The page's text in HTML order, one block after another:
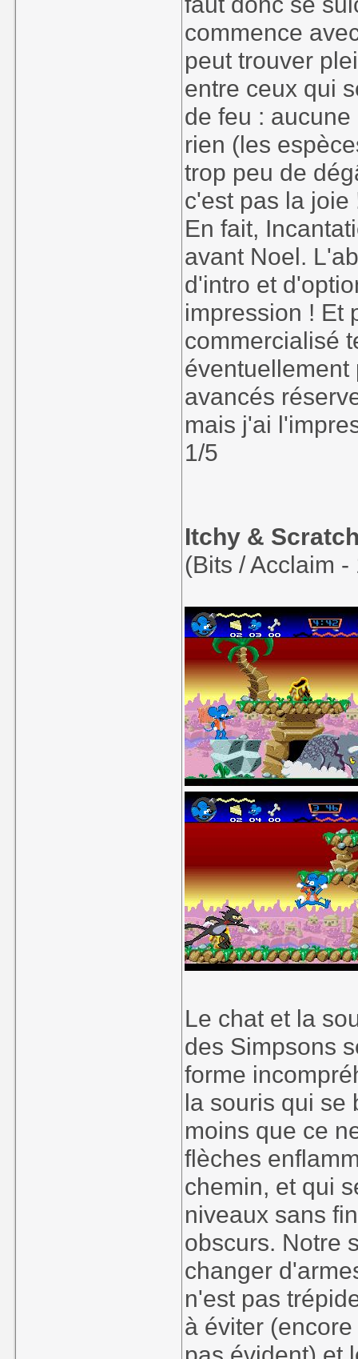
commence
peut trouver
entre ceux qui
de feu :
rien (les
trop peu de
c'est pas la joie
En fait,
avant Noel.
d'intro et
impression ! Et
commercialisé
avancés
mais j'ai
1/5
Itchy &
(Bits / Acclaim -
Le chat et la
des Simpsons
forme
la souris qui se
moins que ce
flèches
chemin, et qui
niveaux sans
obscurs. Notre
changer
n'est pas
à éviter